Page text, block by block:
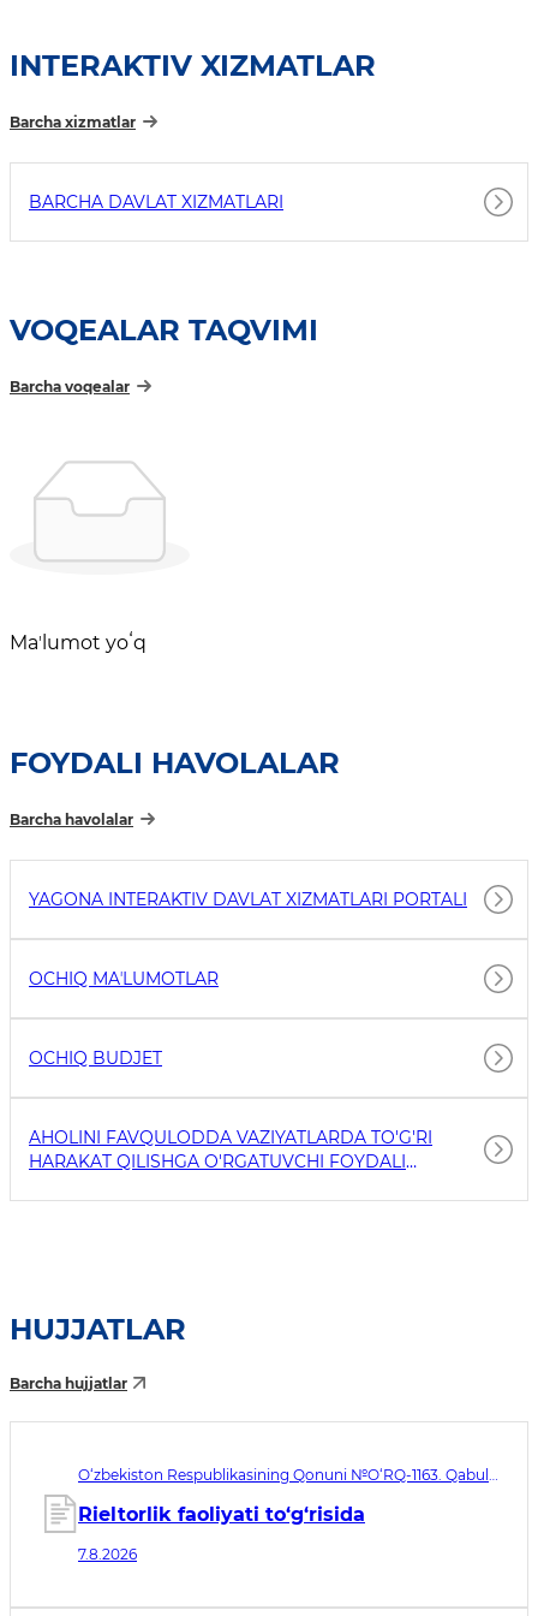
INTERAKTIV XIZMATLAR
Barcha xizmatlar
BARCHA DAVLAT XIZMATLARI
VOQEALAR TAQVIMI
Barcha voqealar
Maʼlumot yoʻq
FOYDALI HAVOLALAR
Barcha havolalar
YAGONA INTERAKTIV DAVLAT XIZMATLARI PORTALI
OCHIQ MAʼLUMOTLAR
OCHIQ BUDJET
AHOLINI FAVQULODDA VAZIYATLARDA TO'G'RI
HARAKAT QILISHGA O'RGATUVCHI FOYDALI
HUJJATLAR
Barcha hujjatlar
O‘zbekiston Respublikasining Qonuni №O‘RQ-1163. Qabul
Rieltorlik faoliyati to‘g‘risida
7.8.2026